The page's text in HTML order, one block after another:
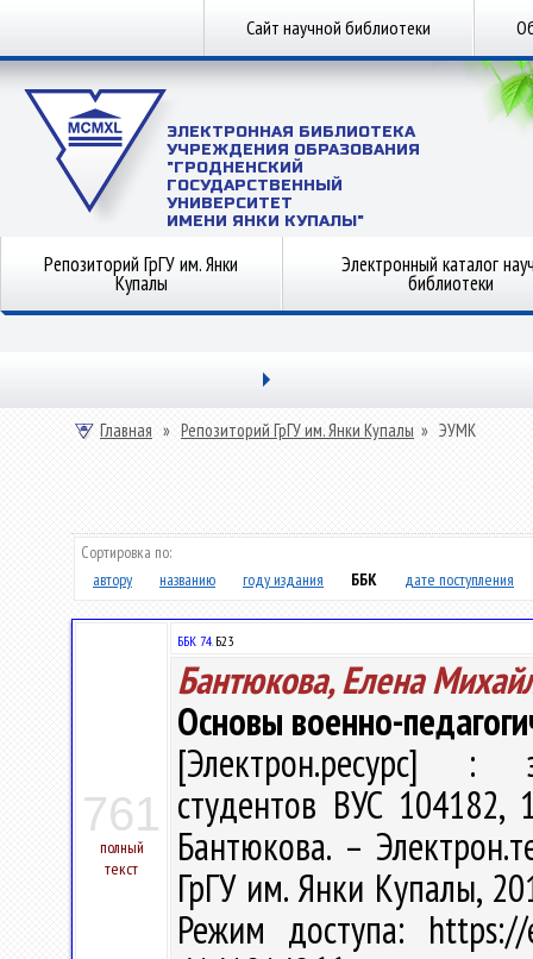
Сайт научной библиотеки
ЭЛЕКТРОННАЯ БИБЛИОТЕКА
УЧРЕЖДЕНИЯ ОБРАЗОВАНИЯ
"ГРОДНЕНСКИЙ
ГОСУДАРСТВЕННЫЙ
УНИВЕРСИТЕТ
ИМЕНИ ЯНКИ КУПАЛЫ"
Репозиторий ГрГУ им. Янки
Купалы
Электронный каталог
библиотеки
Главная » Репозиторий ГрГУ им. Янки Купалы » ЭУМК
Сортировка по:
автору
названию году издания ББК дате поступления
761
полный
текст
ББК 74.Б23
Бантюкова, Елена
Основы военно-
[Электрон.ресурс] :
студентов ВУС
Бантюкова. –
ГрГУ им. Янки Купалы,
Режим доступа: